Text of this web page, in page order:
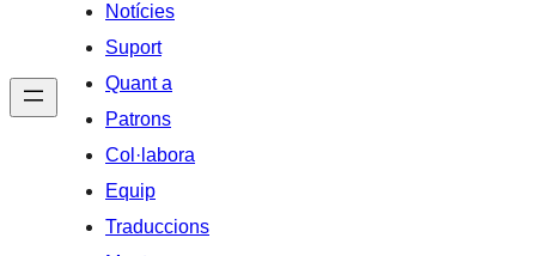
Notícies
Suport
Quant a
Patrons
Col·labora
Equip
Traduccions